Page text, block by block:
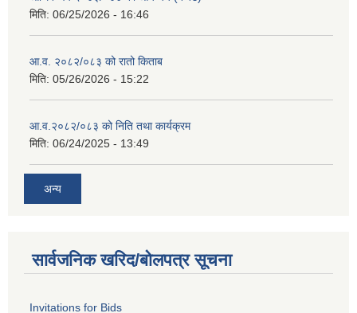
मिति: 06/25/2026 - 16:46
आ.व. २०८२/०८३ को रातो किताब
मिति: 05/26/2026 - 15:22
आ.व.२०८२/०८३ को निति तथा कार्यक्रम
मिति: 06/24/2025 - 13:49
अन्य
सार्वजनिक खरिद/बोलपत्र सूचना
Invitations for Bids